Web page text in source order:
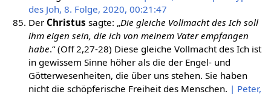
des Joh, 8. Folge, 2020, 00:21:47
Der Christus sagte: „Die gleiche Vollmacht des Ich soll
ihm eigen sein, die ich von meinem Vater empfangen
habe.“ (Off 2,27-28) Diese gleiche Vollmacht des Ich ist
in gewissem Sinne höher als die der Engel- und
Götterwesenheiten, die über uns stehen. Sie haben
nicht die schöpferische Freiheit des Menschen. | Peter,